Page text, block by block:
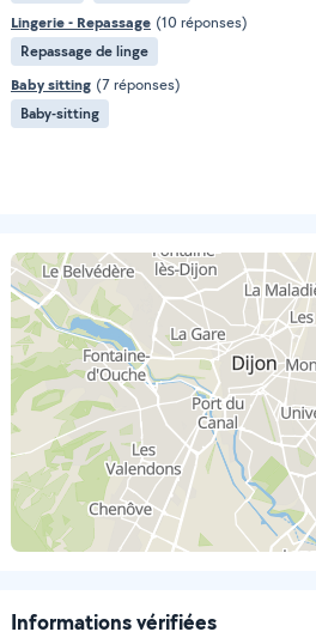
Lingerie - Repassage (10 réponses)
Repassage de linge
Baby sitting (7 réponses)
Baby-sitting
Informations vérifiées